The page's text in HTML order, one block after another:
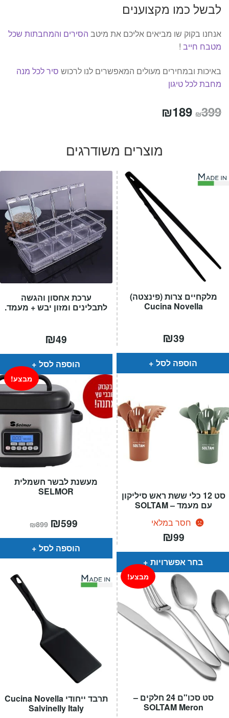
לבשל כמו מקצוענים
אנחנו בקוק שו מביאים אליכם את מיטב הסירים והמחבתות שכל
מטבח חייב !
באיכות ובמחירים מעולים המאפשרים לנו לרכוש סיר לכל מנה
מחבת לכל טיגון
₪399 המחיר
₪189
הוא:
מוצרים משודרגים
ערכת אחסון והגשה
לתבלינים ומזון יבש + מעמד.
₪49
הוספה לסל
מלקחיים צרות (פינצטה)
Cucina Novella
₪39
הוספה לסל
מעשנת לבשר חשמלית
SELMOR
מבצע!
₪899 המחיר
המקורי
היה:
₪899.
₪599
הוא:
הוספה לסל
סט 12 כלי ששת ראש סיליקון
עם מעמד – SOLTAM
חסר במלאי
₪99
בחר אפשרויות
תרבד ייחודי Cucina Novella
Salvinelly Italy
סט סכו"ם 24 חלקים –
SOLTAM Meron
מבצע!